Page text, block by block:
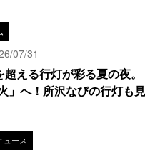
07/31
超える行灯が彩る夏の夜
」へ！所沢なびの行灯も
ュース